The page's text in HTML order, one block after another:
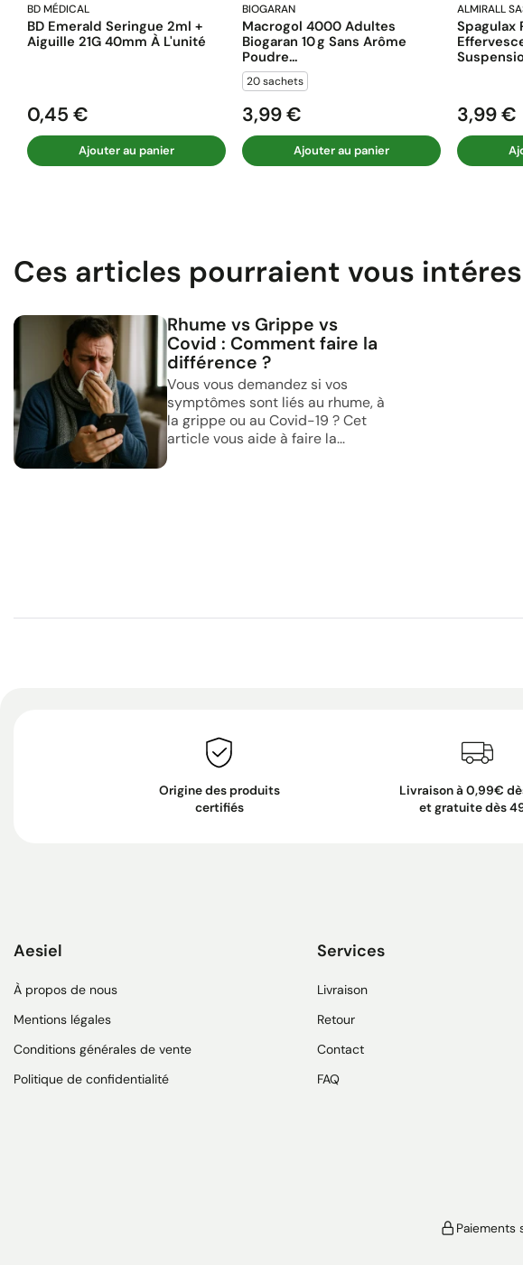
BD MÉDICAL
BD Emerald Seringue 2ml +
Aiguille 21G 40mm À L'unité
Prix
0,45 €
Ajouter au panier
BIOGARAN
Macrogol 4000 Adultes
Biogaran 10 G Sans Arôme
Poudre...
20 sachets
Prix
3,99 €
Ajouter au panier
ALMIRALL
Spagulax
Prix
3,99 €
Ces articles pourraient vous
Rhume vs Grippe vs
Covid : Comment faire la
différence ?
Vous vous demandez si vos
symptômes sont liés au rhume, à
la grippe ou au Covid-19 ? Cet
article vous aide à faire la...
Origine des produits
certifiés
Livraison à 0,99€
et gratuite dès
Aesiel
À propos de nous
Mentions légales
Conditions générales de vente
Politique de confidentialité
Services
Livraison
Retour
Contact
FAQ
Paiements